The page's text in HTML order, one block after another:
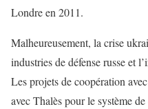
Londre en 2011.
Malheureusement, la crise
industries de défense russe et
Les projets de coopération
avec Thalès pour le système